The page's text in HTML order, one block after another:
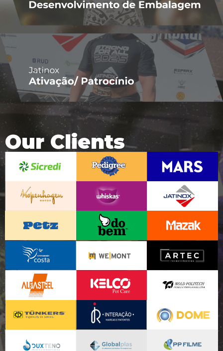
Our Clients